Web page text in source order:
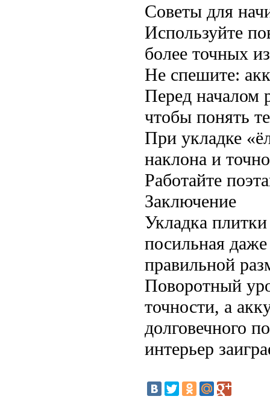
Советы для
Используйте
более точных
Не спешите:
Перед началом
чтобы понять
При укладке
наклона и
Работайте
Заключение
Укладка
посильная
правильной
Поворотный
точности, а
долговечного
интерьер